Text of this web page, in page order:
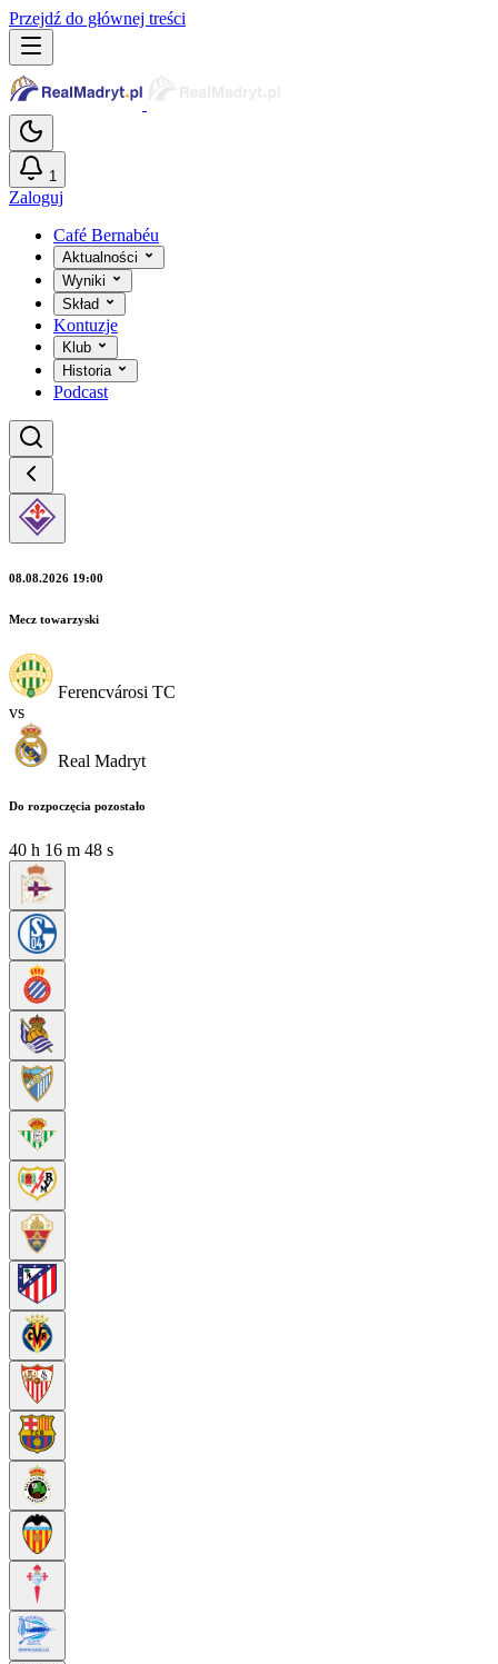
Przejdź do głównej treści
1
Zaloguj
Café Bernabéu
Aktualności
Wyniki
Skład
Kontuzje
Klub
Historia
Podcast
08.08.2026 19:00
Mecz towarzyski
Ferencvárosi TC
vs
Real Madryt
Do rozpoczęcia pozostało
40 h 16 m 48 s